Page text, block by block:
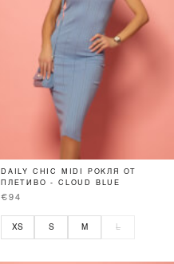
DAILY CHIC MIDI РОКЛЯ ОТ
ПЛЕТИВО - CLOUD BLUE
€94
XS S M L